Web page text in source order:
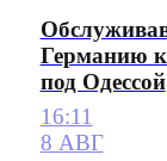
Германию
под Одессой
16:11
8 АВГ